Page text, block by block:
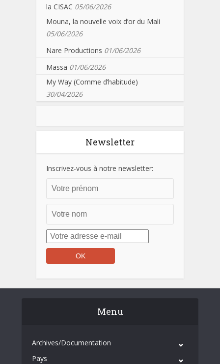
la CISAC 05/06/2026
Mouna, la nouvelle voix d’or du Mali
05/06/2026
Nare Productions 01/06/2026
Massa 01/06/2026
My Way (Comme d’habitude)
30/04/2026
Newsletter
Inscrivez-vous à notre newsletter:
Menu
Archives/Documentation
Pays